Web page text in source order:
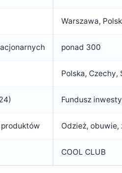
Warszawa,
ponad 300
Polska, Czechy,
Fundusz
produktów Odzież, obuwie,
COOL CLUB